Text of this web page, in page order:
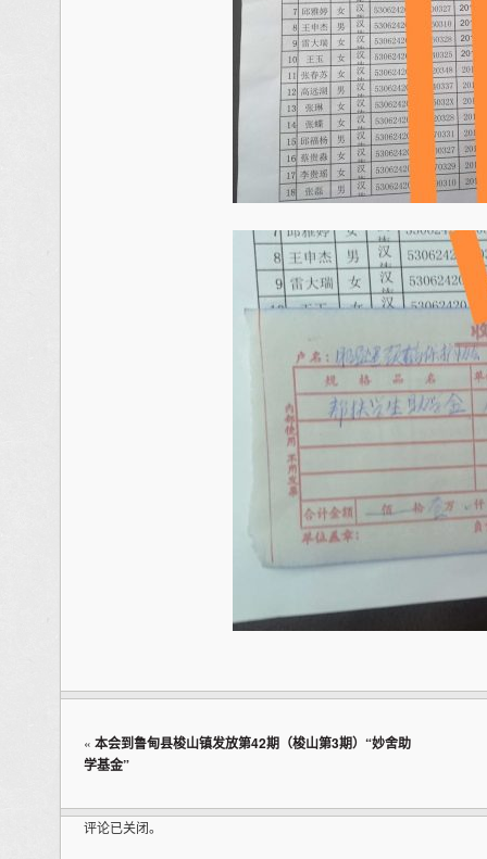
« 本会到鲁甸县梭山镇发放第42期（梭山第3期）“妙舍助
学基金”
评论已关闭。